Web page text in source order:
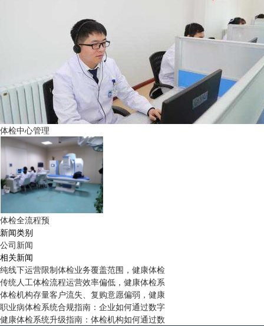
体检中心管理
体检全流程预
新闻类别
公司新闻
相关新闻
纯线下运营限制体检业务覆盖范围，健康体检
传统人工体检流程运营效率偏低，健康体检系
体检机构存量客户流失、复购意愿偏弱，健康
职业病体检系统合规指南：企业如何通过数字
健康体检系统升级指南：体检机构如何通过数